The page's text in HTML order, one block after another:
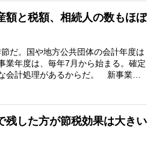
額と税額、相続人の数もほぼ
だ。国や地方公共団体の会計年度は
業年度は、毎年7月から始まる。確定
会計処理があるからだ。 新事業年
した方が節税効果は大きい